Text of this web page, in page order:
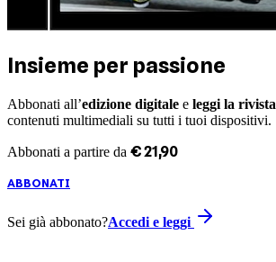
Insieme per passione
Abbonati all’edizione digitale e leggi la rivista
contenuti multimediali su tutti i tuoi dispositivi.
Abbonati a partire da €21 ,90
ABBONATI
Sei già abbonato?Accedi e leggi